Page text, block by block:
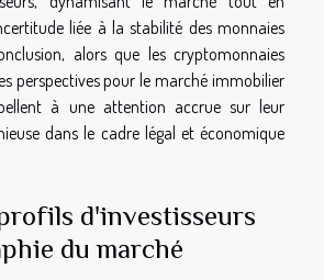
liée à la stabilité des monnaies
alors que les cryptomonnaies
perspectives pour le marché immobilier
à une attention accrue sur leur
dans le cadre légal et économique
d'investisseurs
du marché